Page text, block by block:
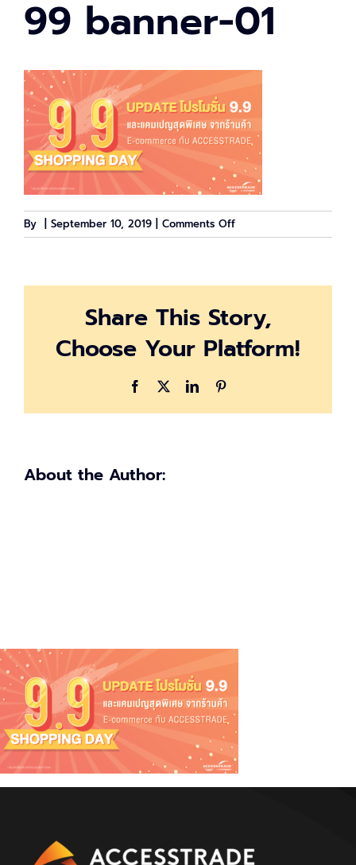
99 banner-01
By September 10, 2019 Comments Offon
99
Share This Story,
Choose Your Platform!
Facebook LinkedIn
About the Author: